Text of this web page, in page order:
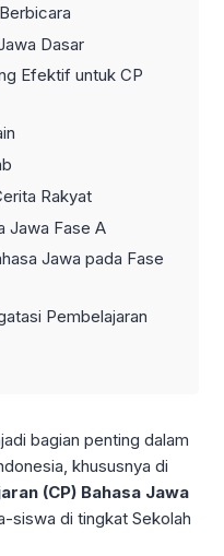
Dasar
Efektif untuk CP
Rakyat
Jawa Fase A
Jawa pada Fase
Pembelajaran
bagian penting dalam
khususnya di
(CP) Bahasa Jawa
siswa di tingkat Sekolah